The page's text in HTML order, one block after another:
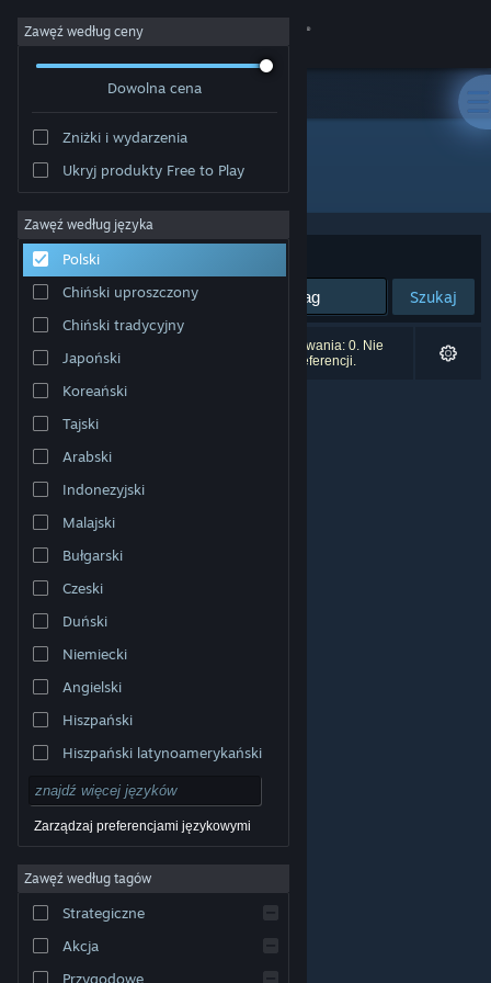
Zaloguj się
Społeczność
Informacje
Wsparcie
Zmień język
Pobierz aplikację mobilną Steam
Wersja przeglądarkowa
© Valve Corporation. Wszelkie prawa zastrzeżone.
właścicieli w Stanach Zjednoczonych i innych krajach.
dostępu
Umowa użytkownika Steam
pieniędzy |Ciasteczka
Zawęź według ceny
Dowolna cena
Zniżki i wydarzenia
Ukryj produkty Free to Play
Zawęź według języka
Polski
Chiński uproszczony
Chiński tradycyjny
Japoński
Koreański
Tajski
Arabski
Indonezyjski
Malajski
Bułgarski
Czeski
Duński
Niemiecki
Angielski
Hiszpański
Hiszpański latynoamerykański
Zarządzaj preferencjami językowymi
Zawęź według tagów
Strategiczne
Akcja
Przygodowe
Producent: Monte Cristo
Sortuj według:
Szukaj
Liczba wyników pasujących do twojego wyszukiwania: 0. Nie
uwzględniono 5 tytułów na podstawie twoich preferencji.